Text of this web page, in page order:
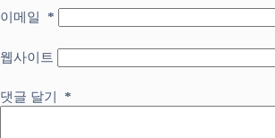
이메일 *
웹사이트
댓글 달기 *